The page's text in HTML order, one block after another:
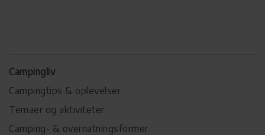
Campingliv
Campingtips & oplevelser
Temaer og aktiviteter
Camping- & overnatningsformer